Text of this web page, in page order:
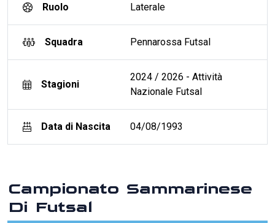
Ruolo Laterale
Squadra Pennarossa Futsal
Stagioni
2024 / 2026 - Attività
Nazionale Futsal
Data di Nascita 04/08/1993
Campionato Sammarinese
Di Futsal